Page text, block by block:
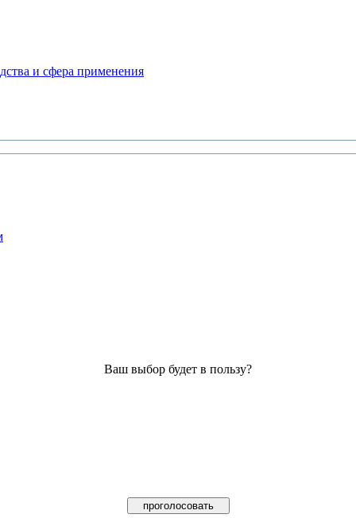
и сфера применения
Ваш выбор будет в пользу?